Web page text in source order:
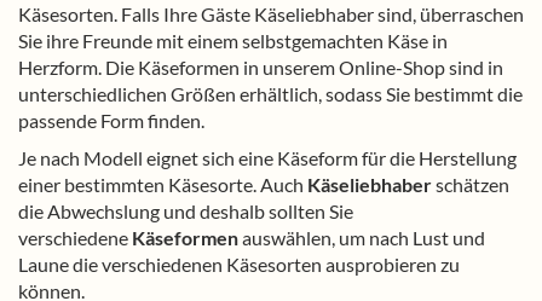
Käsesorten. Falls Ihre Gäste Käseliebhaber sind, überraschen
Sie ihre Freunde mit einem selbstgemachten Käse in
Herzform. Die Käseformen in unserem Online-Shop sind in
unterschiedlichen Größen erhältlich, sodass Sie bestimmt die
passende Form finden.
Je nach Modell eignet sich eine Käseform für die Herstellung
einer bestimmten Käsesorte. Auch Käseliebhaberschätzen
die Abwechslung und deshalb sollten Sie
verschiedene Käseformenauswählen, um nach Lust und
Laune die verschiedenen Käsesorten ausprobieren zu
können.